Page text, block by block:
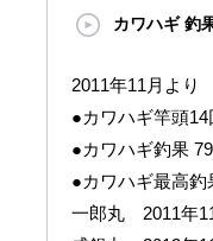
カワハギ 釣
2011年11月より
●カワハギ竿頭14
●カワハギ釣果
●カワハギ最高釣
一郎丸 2011年